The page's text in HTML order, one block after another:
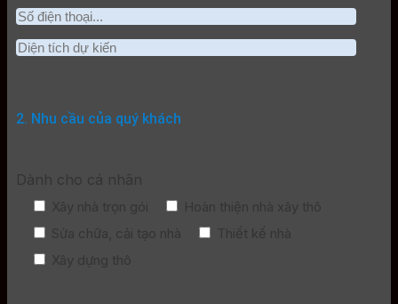
2. Nhu cầu của quý khách
Dành cho cá nhân
Xây nhà trọn gói
Hoàn thiện nhà xây thô
Sửa chữa, cải tạo nhà
Thiết kế nhà
Xây dựng thô